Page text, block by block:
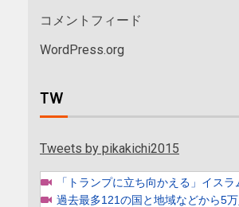
コメントフィード
WordPress.org
TW
Tweets by pikakichi2015